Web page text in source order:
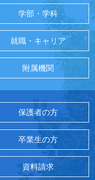
学部・学科
就職・キャリア
附属機関
保護者の方
卒業生の方
資料請求